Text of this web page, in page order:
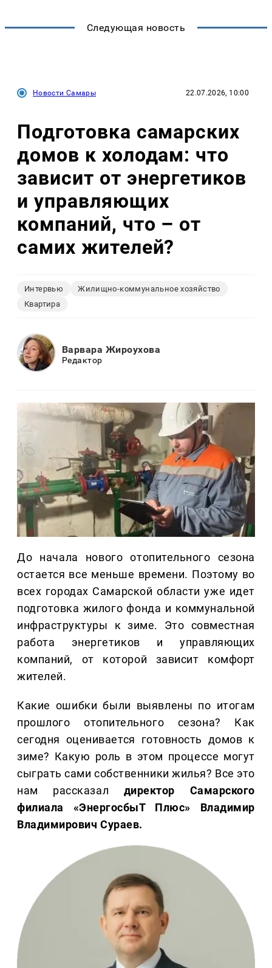
Следующая новость
Новости Самары 22.07.2026, 10:00
Подготовка самарских
домов к холодам: что
зависит от энергетиков
и управляющих
компаний, что – от
самих жителей?
Интервью
Жилищно-коммунальное хозяйство
Квартира
Варвара Жироухова
Редактор
До начала нового отопительного сезона
остается все меньше времени. Поэтому во
всех городах Самарской области уже идет
подготовка жилого фонда и коммунальной
инфраструктуры к зиме. Это совместная
работа энергетиков и управляющих
компаний, от которой зависит комфорт
жителей.
Какие ошибки были выявлены по итогам
прошлого отопительного сезона? Как
сегодня оценивается готовность домов к
зиме? Какую роль в этом процессе могут
сыграть сами собственники жилья? Все это
нам рассказал директор Самарского
филиала «ЭнергосбыТ Плюс» Владимир
Владимирович Сураев.